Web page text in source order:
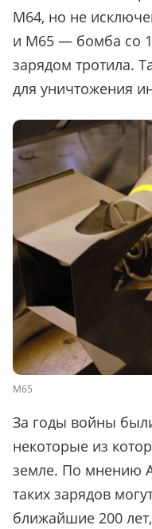
M64, но не
и М65 — бомба со
зарядом тротила.
для уничтожения
M65
За годы войны
некоторые из
земле. По мнению
таких зарядов
ближайшие 200